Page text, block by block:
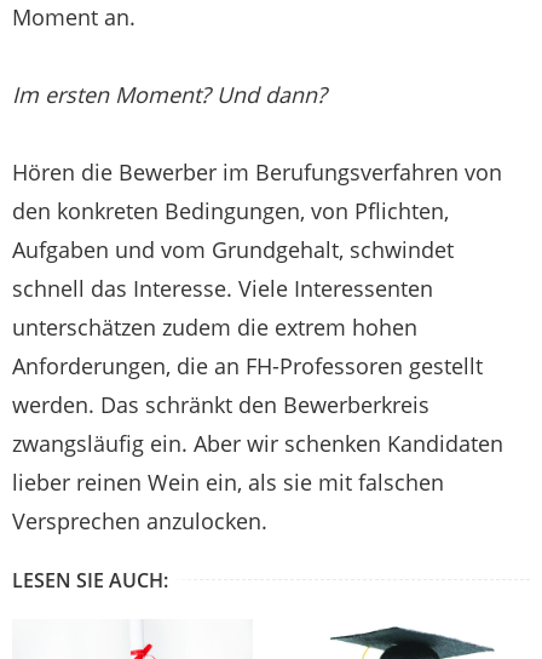
Moment an.
Im ersten Moment? Und dann?
Hören die Bewerber im Berufungsverfahren von
den konkreten Bedingungen, von Pflichten,
Aufgaben und vom Grundgehalt, schwindet
schnell das Interesse. Viele Interessenten
unterschätzen zudem die extrem hohen
Anforderungen, die an FH-Professoren gestellt
werden. Das schränkt den Bewerberkreis
zwangsläufig ein. Aber wir schenken Kandidaten
lieber reinen Wein ein, als sie mit falschen
Versprechen anzulocken.
LESEN SIE AUCH: